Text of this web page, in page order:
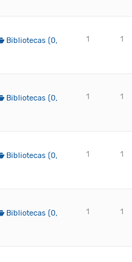
Bibliotecas (0,
1 1
Bibliotecas (0,
1 1
Bibliotecas (0,
1 1
Bibliotecas (0,
1 1